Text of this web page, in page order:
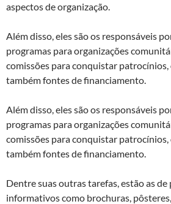
aspectos de organização.
Além disso, eles são os responsáveis
programas para organizações
comissões para conquistar patrocínios,
também fontes de financiamento.
Além disso, eles são os responsáveis
programas para organizações
comissões para conquistar patrocínios,
também fontes de financiamento.
Dentre suas outras tarefas, estão as
informativos como brochuras,